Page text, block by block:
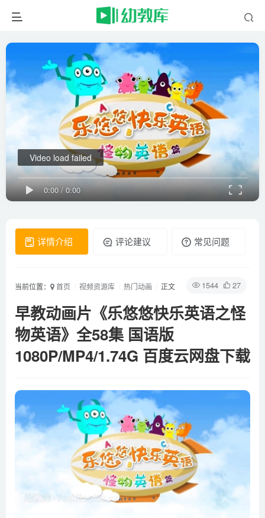
0:00/0:00
Video load failed
详情介绍 评论建议 常见问题
1544 27
当前位置： 首页 视频资源库 热门动画 正文
早教动画片《乐悠悠快乐英语之怪
物英语》全58集 国语版
1080P/MP4/1.74G 百度云网盘下载